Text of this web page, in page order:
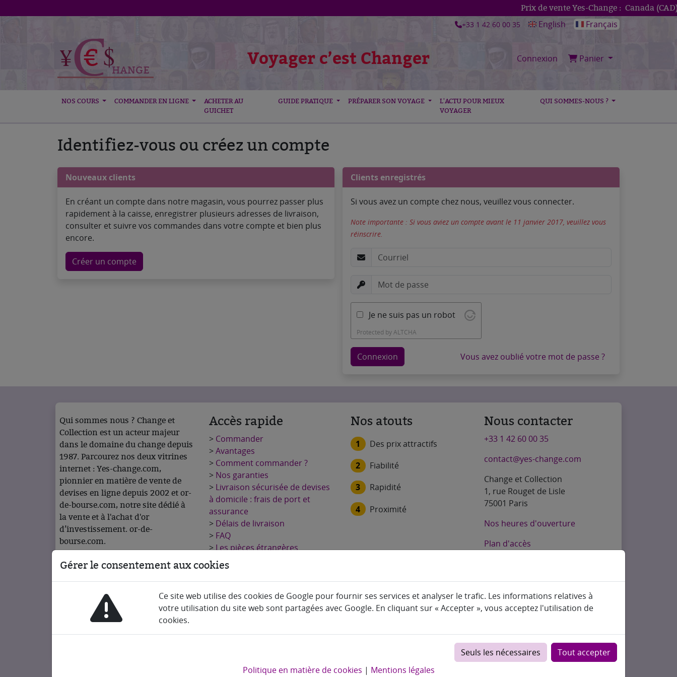
Prix de vente Yes-Change : Canada (CAD)
+33 1 42 60 00 35
English Français
Voyager c’est Changer Connexion Panier
NOS COURS COMMANDER EN LIGNE
ACHETER AU
GUICHET
GUIDE PRATIQUE PRÉPARER SON VOYAGE
L'ACTU POUR MIEUX
VOYAGER
QUI SOMMES-NOUS ?
Identifiez-vous ou créez un compte
Clients enregistrés
Si vous avez un compte chez nous, veuillez vous connecter.
Note importante : Si vous aviez un compte avant le 11 janvier 2017, veuillez vous
réinscrire.
Je ne suis pas un robot
Protected byALTCHA
Connexion Vous avez oublié votre mot de passe ?
Nouveaux clients
En créant un compte dans notre magasin, vous pourrez passer plus
rapidement à la caisse, enregistrer plusieurs adresses de livraison,
consulter et suivre vos commandes dans votre compte et bien plus
encore.
Créer un compte
Qui sommes nous ? Change et
Collection est un acteur majeur
dans le domaine du change depuis
1987. Parcourez nos deux vitrines
internet : Yes-change.com,
pionnier en matière de vente de
devises en ligne depuis 2002 et or-
de-bourse.com, notre site dédié à
la vente et à l'achat d'or
d’investissement. or-de-
bourse.com.
Accès rapide
> Commander
>Avantages
> Comment commander ?
> Nos garanties
> Livraison sécurisée de devises
à domicile : frais de port et
assurance
> Délais de livraison
> FAQ
>Les pièces étrangères
rachetées
>Nos avis clients
>Mentions légales
>Politique de confidentialité
>Politique des cookies
change à Paris
Nos atouts
1
Des prix attractifs
2
Fiabilité
3
Rapidité
4
Proximité
Nous contacter
+33 1 42 60 00 35
contact@yes-change.com
Change et Collection
1, rue Rouget de Lisle
75001 Paris
Nos heures d'ouverture
Plan d'accès
Gérer le consentement aux cookies
Ce site web utilise des cookies de Google pour fournir ses services et analyser le trafic. Les informations relatives à
votre utilisation du site web sont partagées avec Google. En cliquant sur « Accepter », vous acceptez l'utilisation de
cookies.
Seuls les nécessaires
Tout accepter
Politique en matière de cookies | Mentions légales